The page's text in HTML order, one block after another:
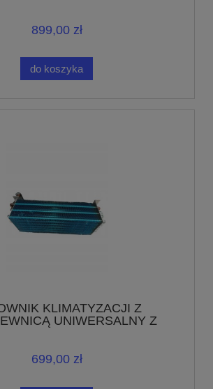
899,00 zł
do koszyka
KLIMATYZACJI Z
UNIWERSALNY Z
699,00 zł